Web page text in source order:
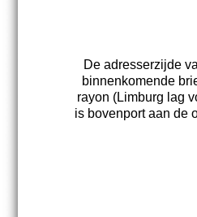
De adresserzijde
binnenkomende
rayon (Limburg lag
is bovenport aan de